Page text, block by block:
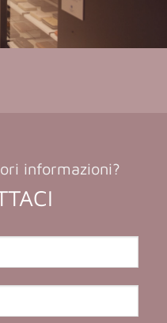
informazioni?